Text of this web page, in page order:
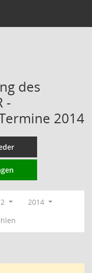
des
-
2014
2014